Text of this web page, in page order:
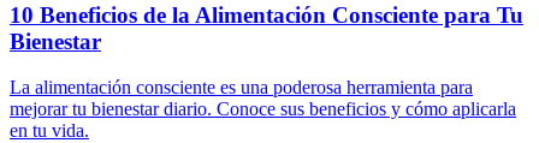
10 Beneficios de la Alimentación Consciente para Tu
Bienestar
La alimentación consciente es una poderosa herramienta para
mejorar tu bienestar diario. Conoce sus beneficios y cómo aplicarla
en tu vida.